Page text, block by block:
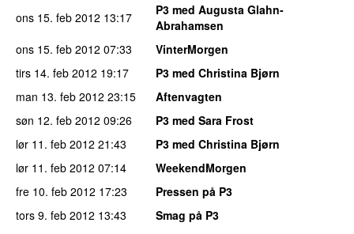
ons 15. feb 2012 13:17
P3 med Augusta Glahn-
Abrahamsen
ons 15. feb 2012 07:33
VinterMorgen
tirs 14. feb 2012 19:17
P3 med Christina Bjørn
man 13. feb 2012 23:15
Aftenvagten
søn 12. feb 2012 09:26
P3 med Sara Frost
lør 11. feb 2012 21:43
P3 med Christina Bjørn
lør 11. feb 2012 07:14
WeekendMorgen
fre 10. feb 2012 17:23
Pressen på P3
tors 9. feb 2012 13:43 Smag på P3